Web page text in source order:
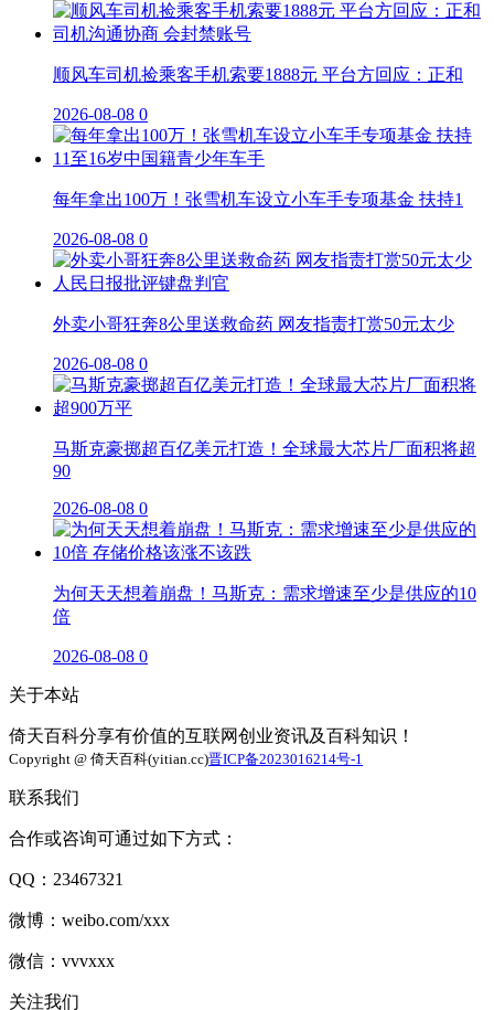
顺风车司机捡乘客手机索要1888元 平台方回应：正和
2026-08-08 0
每年拿出100万！张雪机车设立小车手专项基金 扶持1
2026-08-08 0
外卖小哥狂奔8公里送救命药 网友指责打赏50元太少
2026-08-08 0
马斯克豪掷超百亿美元打造！全球最大芯片厂面积将超
90
2026-08-08 0
为何天天想着崩盘！马斯克：需求增速至少是供应的10
倍
2026-08-08 0
关于本站
倚天百科分享有价值的互联网创业资讯及百科知识！
Copyright @ 倚天百科(yitian.cc)晋ICP备2023016214号-1
联系我们
合作或咨询可通过如下方式：
QQ：23467321
微博：weibo.com/xxx
微信：vvvxxx
关注我们